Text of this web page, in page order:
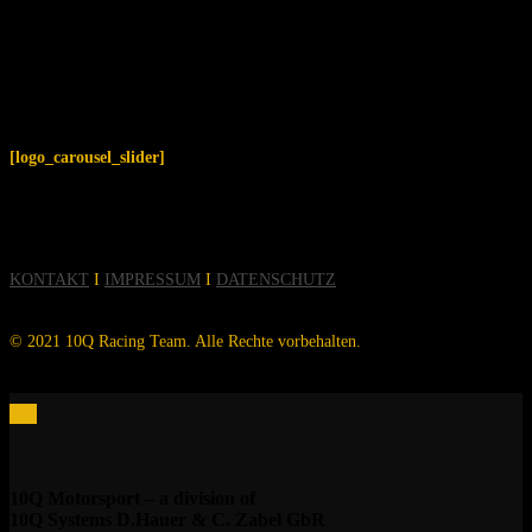
[logo_carousel_slider]
KONTAKT I IMPRESSUM I DATENSCHUTZ
© 2021 10Q Racing Team. Alle Rechte vorbehalten.